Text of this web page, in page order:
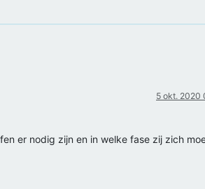
5 okt. 2020
er nodig zijn en in welke fase zij zich